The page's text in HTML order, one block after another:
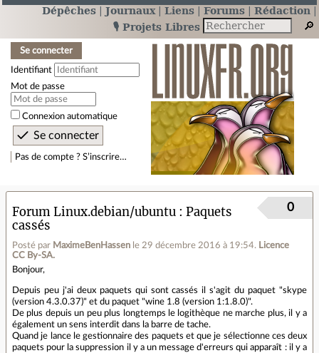
Dépêches Journaux Liens Forums
Rédaction
🎙️ Projets Libres
Se connecter
Identifiant
Mot de passe
Connexion automatique
Pas de compte ? S’inscrire…
Forum Linux.debian/ubuntu
Paquets
cassés
Posté par MaximeBenHassen le 29 décembre 2016 à 19:54. Licence
CC By‑SA.
0
Bonjour,
Depuis peu j'ai deux paquets qui sont cassés il s'agit du paquet "skype
(version 4.3.0.37)" et du paquet "wine 1.8 (version 1:1.8.0)".
De plus depuis un peu plus longtemps le logithèque ne marche plus, il y a
également un sens interdit dans la barre de tache.
Quand je lance le gestionnaire des paquets et que je sélectionne ces deux
paquets pour la suppression il y a un message d'erreurs qui apparaît : il y a